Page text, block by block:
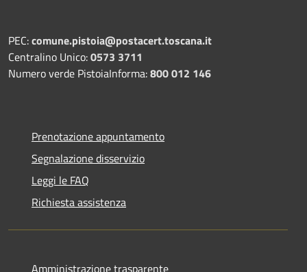
PEC:comune.pistoia@postacert.toscana.it
Centralino Unico:0573 3711
Numero verde PistoiaInforma:800 012 146
Prenotazione appuntamento
Segnalazione disservizio
Leggi le FAQ
Richiesta assistenza
Amministrazione trasparente